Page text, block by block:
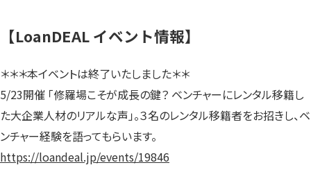
【LoanDEAL イベント情報】
＊＊＊本イベントは終了いたしました＊＊
5/23開催 「修羅場こそが成長の鍵？ ベンチャーにレンタル移籍し
た大企業人材のリアルな声」。３名のレンタル移籍者をお招きし、ベ
ンチャー経験を語ってもらいます。
https://loandeal.jp/events/19846